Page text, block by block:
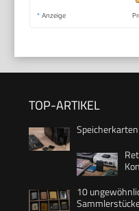
* Anzeige
TOP-ARTIKEL
10